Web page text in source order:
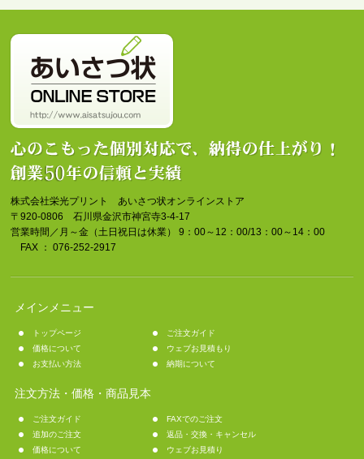
株式会社栄光プリント あいさつ状オンラインストア
〒920-0806 石川県金沢市神宮寺3-4-17
営業時間／月～金（土日祝日は休業） 9：00～12：00/13：00～14：00
FAX ： 076-252-2917
メインメニュー
トップページ
ご注文ガイド
価格について
ウェブお見積もり
お支払い方法
納期について
注文方法・価格・商品見本
ご注文ガイド
FAXでのご注文
追加のご注文
返品・交換・キャンセル
価格について
ウェブお見積り